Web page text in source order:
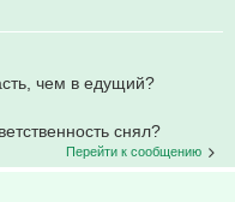
чем в едущий?
снял?
Перейти к сообщению